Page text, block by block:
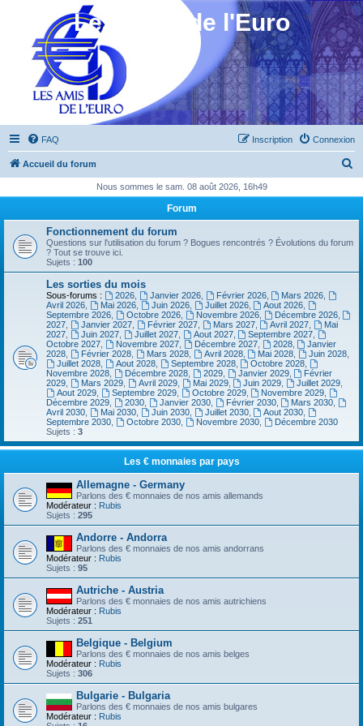
Les Amis de l'Euro
FAQ Connexion
Inscription
Accueil du forum
h
Nous sommes le sam. 08 août 2026, 16h49
Forum
Fonctionnement du forum
Questions sur l'utilisation du forum ? Bogues rencontrés ? Évolutions du forum
? Tout se trouve ici.
Sujets : 100
Les sorties du mois
Sous-forums : 2026, Janvier 2026, Février 2026, Mars 2026
Avril 2026
Mai 2026, Juin 2026, Juillet 2026, Aout 2026
Septembre 2026
Octobre 2026, Novembre 2026, Décembre 2026,
2027
Janvier 2027, Février 2027, Mars 2027, Avril 2027
Mai
2027
Juin 2027, Juillet 2027, Aout 2027, Septembre 2027
Octobre 2027
Novembre 2027, Décembre 2027, 2028,
Janvier
2028
Février 2028, Mars 2028, Avril 2028, Mai 2028 Juin 2028
Juillet 2028, Aout 2028, Septembre 2028, Octobre 2028
Novembre 2028
Décembre 2028, 2029, Janvier 2029,
Février
2029
Mars 2029, Avril 2029, Mai 2029, Juin 2029 Juillet 2029
Aout 2029, Septembre 2029, Octobre 2029, Novembre 2029
Décembre 2029
2030, Janvier 2030, Février 2030, Mars 2030
Avril 2030
Mai 2030, Juin 2030, Juillet 2030, Aout 2030
Septembre 2030
Octobre 2030, Novembre 2030,
Décembre 2030
Sujets : 3
Les € monnaies par pays
Allemagne - Germany
Parlons des € monnaies de nos amis allemands
Modérateur : Rubis
Sujets : 295
Andorre - Andorra
Parlons des € monnaies de nos amis andorrans
Modérateur : Rubis
Sujets : 95
Autriche - Austria
Parlons des € monnaies de nos amis autrichiens
Modérateur : Rubis
Sujets : 251
Belgique - Belgium
Parlons des € monnaies de nos amis belges
Modérateur : Rubis
Sujets : 306
Bulgarie - Bulgaria
Parlons des € monnaies de nos amis bulgares
Modérateur : Rubis